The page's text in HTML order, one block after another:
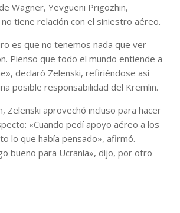
Wagner, Yevgueni Prigozhin,
tiene relación con el siniestro aéreo.
es que no tenemos nada que ver
Pienso que todo el mundo entiende a
declaró Zelenski, refiriéndose así
posible responsabilidad del Kremlin.
Zelenski aprovechó incluso para hacer
«Cuando pedí apoyo aéreo a los
lo que había pensado», afirmó.
bueno para Ucrania», dijo, por otro